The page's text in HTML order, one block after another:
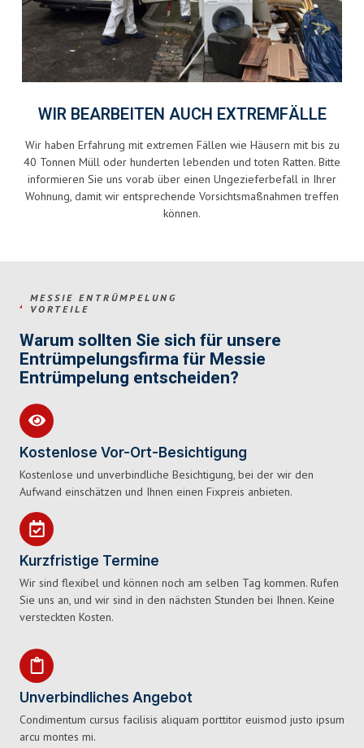
WIR BEARBEITEN AUCH EXTREMFÄLLE
Wir haben Erfahrung mit extremen Fällen wie Häusern mit bis zu
40 Tonnen Müll oder hunderten lebenden und toten Ratten. Bitte
informieren Sie uns vorab über einen Ungezieferbefall in Ihrer
Wohnung, damit wir entsprechende Vorsichtsmaßnahmen treffen
können.
MESSIE ENTRÜMPELUNG
VORTEILE
Warum sollten Sie sich für unsere
Entrümpelungsfirma für Messie
Entrümpelung entscheiden?
Kostenlose Vor-Ort-Besichtigung
Kostenlose und unverbindliche Besichtigung, bei der wir den
Aufwand einschätzen und Ihnen einen Fixpreis anbieten.
Kurzfristige Termine
Wir sind flexibel und können noch am selben Tag kommen. Rufen
Sie uns an, und wir sind in den nächsten Stunden bei Ihnen. Keine
versteckten Kosten.
Unverbindliches Angebot
Condimentum cursus facilisis aliquam porttitor euismod justo ipsum
arcu montes mi.